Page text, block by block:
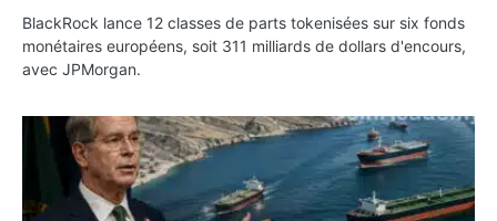
BlackRock lance 12 classes de parts tokenisées sur six fonds
monétaires européens, soit 311 milliards de dollars d'encours,
avec JPMorgan.
Pétrole : le Brent passe sous 80 dollars après